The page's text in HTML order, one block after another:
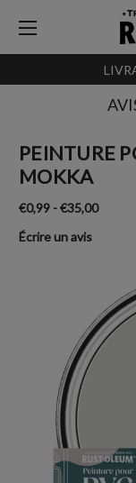
PEINTURE
MOKKA
€0,99 - €35,00
Écrire un avis